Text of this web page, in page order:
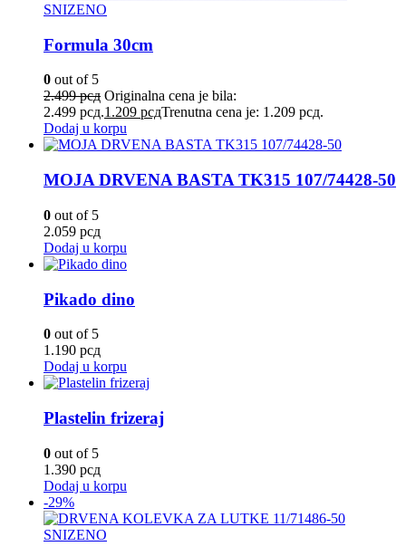
SNIZENO
Formula 30cm
0 out of 5
2.499рсд Originalna cena je bila:
2.499 рсд.1.209 рсдTrenutna cena je: 1.209 рсд.
Dodaj u korpu
MOJA DRVENA BASTA TK315 107/74428-50
0 out of 5
2.059 рсд
Dodaj u korpu
Pikado dino
0 out of 5
1.190 рсд
Dodaj u korpu
Plastelin frizeraj
0 out of 5
1.390 рсд
Dodaj u korpu
-29%
SNIZENO